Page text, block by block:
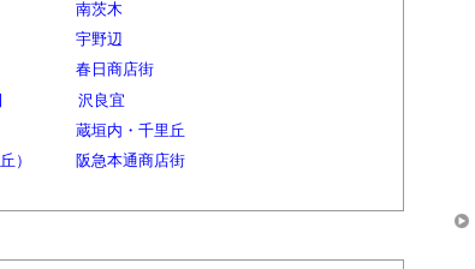
南茨木
宇野辺
春日商店街
沢良宜
蔵垣内・千里丘
）
阪急本通商店街